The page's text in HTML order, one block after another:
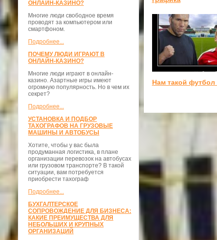
ОНЛАЙН-КАЗИНО?
Многие люди свободное время
проводят за компьютером или
смартфоном.
Подробнее...
ПОЧЕМУ ЛЮДИ ИГРАЮТ В
ОНЛАЙН-КАЗИНО?
Многие люди играют в онлайн-
казино. Азартные игры имеют
огромную популярность. Но в чем их
секрет?
Подробнее...
УСТАНОВКА И ПОДБОР
ТАХОГРАФОВ НА ГРУЗОВЫЕ
МАШИНЫ И АВТОБУСЫ
Хотите, чтобы у вас была
продуманная логистика, в плане
организации перевозок на автобусах
или грузовом транспорте? В такой
ситуации, вам потребуется
приобрести тахограф
Подробнее...
БУХГАЛТЕРСКОЕ
СОПРОВОЖДЕНИЕ ДЛЯ БИЗНЕСА:
КАКИЕ ПРЕИМУЩЕСТВА ДЛЯ
НЕБОЛЬШИХ И КРУПНЫХ
ОРГАНИЗАЦИЙ
Нам такой футбол